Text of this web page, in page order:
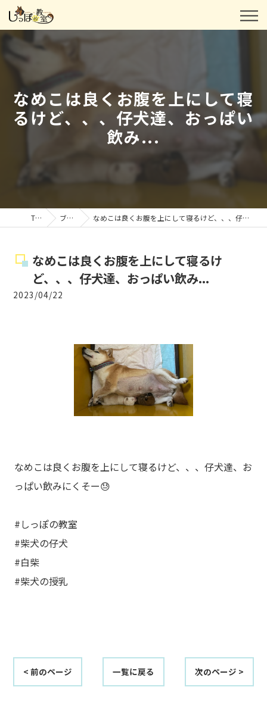
なめこは良くお腹を上にして寝
るけど、、、仔犬達、おっぱい
飲み...
TOP ブログ なめこは良くお腹を上にして寝るけど、、、仔犬達、おっぱい飲み...
なめこは良くお腹を上にして寝るけ
ど、、、仔犬達、おっぱい飲み...
2023/04/22
なめこは良くお腹を上にして寝るけど、、、仔犬達、お
っぱい飲みにくそー😓
#しっぽの教室
#柴犬の仔犬
#白柴
#柴犬の授乳
< 前のページ 一覧に戻る 次のページ >